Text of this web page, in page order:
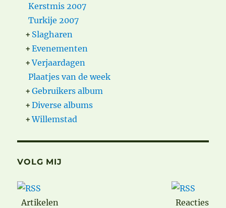
Kerstmis 2007
Turkije 2007
+ Slagharen
+ Evenementen
+ Verjaardagen
Plaatjes van de week
+ Gebruikers album
+ Diverse albums
+ Willemstad
VOLG MIJ
Artikelen Reacties